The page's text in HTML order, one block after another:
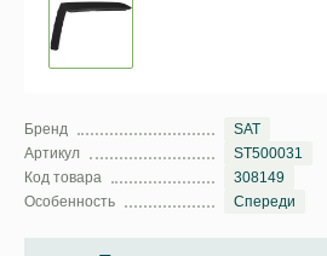
Бренд
SAT
Артикул
ST500031
Код товара
308149
Особенность
Спереди